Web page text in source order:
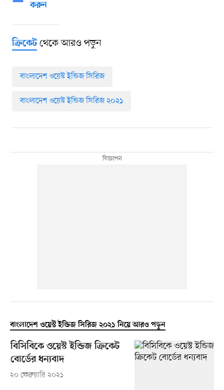
করুন
ক্রিকেটথেকে আরও পড়ুন
বাংলাদেশ ওয়েস্ট ইন্ডিজ সিরিজ
বাংলাদেশ ওয়েস্ট ইন্ডিজ সিরিজ ২০২১
বাংলাদেশ ওয়েস্ট ইন্ডিজ সিরিজ ২০২১ নিয়ে আরও পড়ুন
বিসিবিকে ওয়েস্ট ইন্ডিজ ক্রিকেট
বোর্ডের ধন্যবাদ
২০ ফেব্রুয়ারি ২০২১